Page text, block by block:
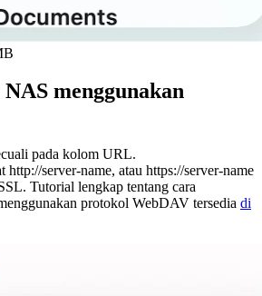
menggunakan
pada kolom URL.
server-name, atau https://server-name
Tutorial lengkap tentang cara
protokol WebDAV tersedia di